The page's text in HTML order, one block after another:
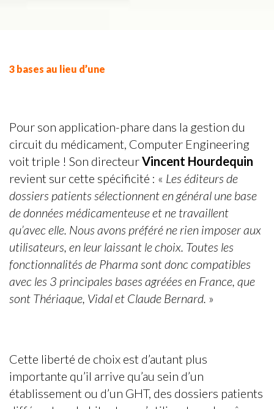
3 bases au lieu d’une
Pour son application-phare dans la gestion du
circuit du médicament, Computer Engineering
voit triple ! Son directeurVincent Hourdequin
revient sur cette spécificité : « Les éditeurs de
dossiers patients sélectionnent en général une base
de données médicamenteuse et ne travaillent
qu’avec elle. Nous avons préféré ne rien imposer aux
utilisateurs, en leur laissant le choix. Toutes les
fonctionnalités de Pharma sont donc compatibles
avec les 3 principales bases agréées en France, que
sont Thériaque, Vidal et Claude Bernard. »
Cette liberté de choix est d’autant plus
importante qu’il arrive qu’au sein d’un
établissement ou d’un GHT, des dossiers patients